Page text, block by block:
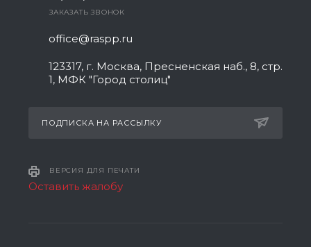
ЗАКАЗАТЬ ЗВОНОК
office@raspp.ru
123317, г. Москва, Пресненская наб., 8, стр.
1, МФК "Город столиц"
ПОДПИСКА НА РАССЫЛКУ
ВЕРСИЯ ДЛЯ ПЕЧАТИ
Оставить жалобу